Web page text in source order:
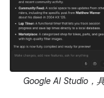
Google AI Studio，